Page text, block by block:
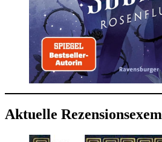
Aktuelle